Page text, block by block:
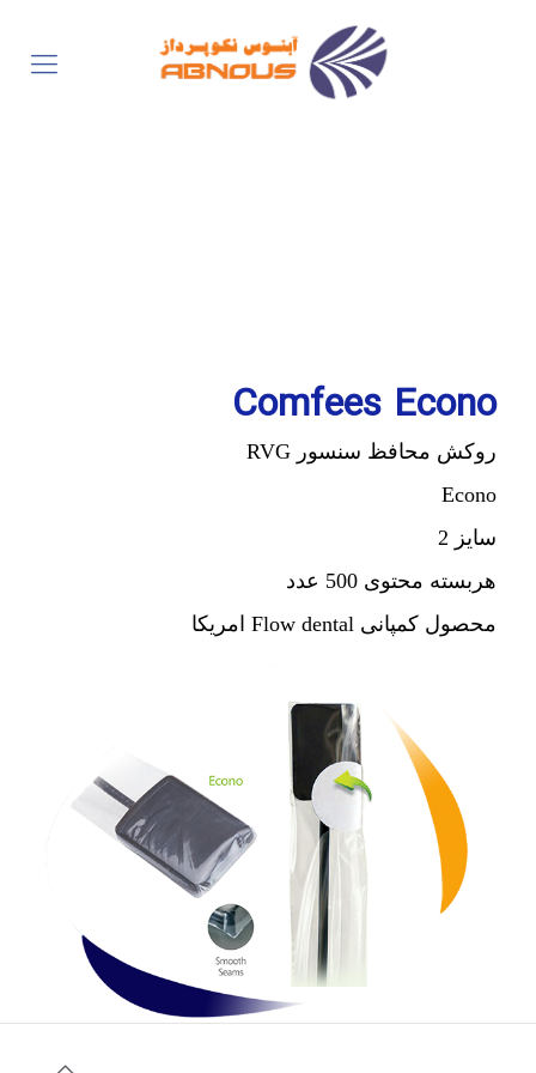
Comfees Econo
روکش محافظ سنسور RVG
Econo
سایز 2
هربسته محتوی 500 عدد
محصول کمپانی Flow dental امریکا